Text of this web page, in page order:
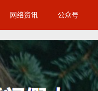
网络资讯 公众号